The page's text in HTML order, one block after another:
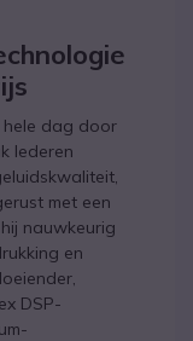
hele dag door
lederen
met een
nauwkeurig
en
DSP-